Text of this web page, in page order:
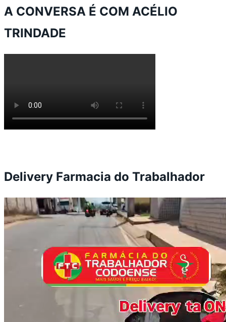
A CONVERSA É COM ACÉLIO
TRINDADE
Delivery Farmacia do Trabalhador